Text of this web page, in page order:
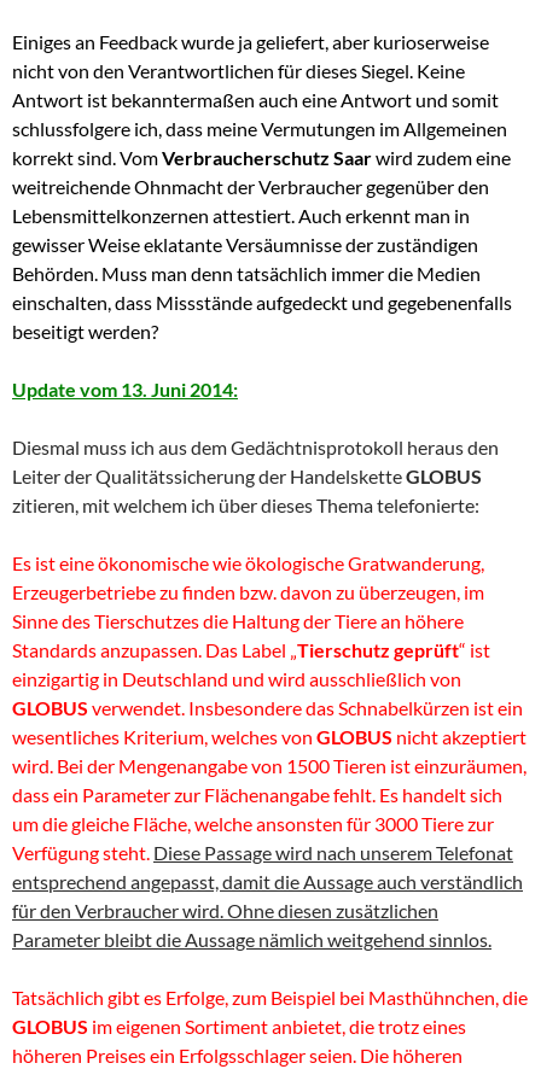
Einiges an Feedback wurde ja geliefert, aber kurioserweise
nicht von den Verantwortlichen für dieses Siegel. Keine
Antwort ist bekanntermaßen auch eine Antwort und somit
schlussfolgere ich, dass meine Vermutungen im Allgemeinen
korrekt sind. VomVerbraucherschutz Saarwird zudem eine
weitreichende Ohnmacht der Verbraucher gegenüber den
Lebensmittelkonzernen attestiert. Auch erkennt man in
gewisser Weise eklatante Versäumnisse der zuständigen
Behörden. Muss man denn tatsächlich immer die Medien
einschalten, dass Missstände aufgedeckt und gegebenenfalls
beseitigt werden?
Update vom 13. Juni 2014:
Diesmal muss ich aus dem Gedächtnisprotokoll heraus den
Leiter der Qualitätssicherung der HandelsketteGLOBUS
zitieren, mit welchem ich über dieses Thema telefonierte:
Es ist eine ökonomische wie ökologische Gratwanderung,
Erzeugerbetriebe zu finden bzw. davon zu überzeugen, im
Sinne des Tierschutzes die Haltung der Tiere an höhere
Standards anzupassen. Das Label „Tierschutz geprüft“ ist
einzigartig in Deutschland und wird ausschließlich von
GLOBUS verwendet. Insbesondere das Schnabelkürzen ist ein
wesentliches Kriterium, welches von GLOBUS nicht akzeptiert
wird. Bei der Mengenangabe von 1500 Tieren ist einzuräumen,
dass ein Parameter zur Flächenangabe fehlt. Es handelt sich
um die gleiche Fläche, welche ansonsten für 3000 Tiere zur
Verfügung steht. Diese Passage wird nach unserem Telefonat
entsprechend angepasst, damit die Aussage auch verständlich
für den Verbraucher wird. Ohne diesen zusätzlichen
Parameter bleibt die Aussage nämlich weitgehend sinnlos.
Tatsächlich gibt es Erfolge, zum Beispiel bei Masthühnchen, die
GLOBUS im eigenen Sortiment anbietet, die trotz eines
höheren Preises ein Erfolgsschlager seien. Die höheren